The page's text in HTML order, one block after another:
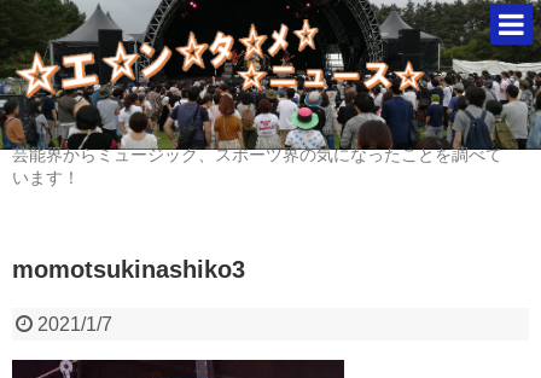
芸能界からミュージック、スポーツ界の気になったことを調べて
います！
momotsukinashiko3
2021/1/7